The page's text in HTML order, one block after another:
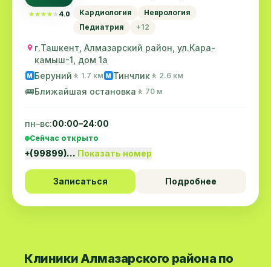
★★★★★
★★★★★ 4.0 Кардиология
Неврология
Педиатрия
+12
г.Ташкент, Алмазарский район, ул.Кара-
камыш-1, дом 1а
M Беруний 🚶 1.7 км M Тинчлик 🚶 2.6 км
🚌Ближайшая остановка 🚶 70 м
пн–вс:00:00–24:00
Сейчас открыто
+(99899)… Показать номер
Записаться Подробнее
Клиники Алмазарского района по